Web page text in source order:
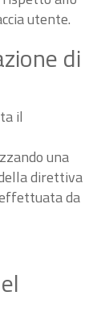
utente.
di
il
una
direttiva
da